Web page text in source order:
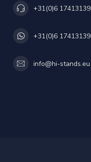
+31(0)6 17413139
+31(0)6 17413139
info@hi-stands.eu